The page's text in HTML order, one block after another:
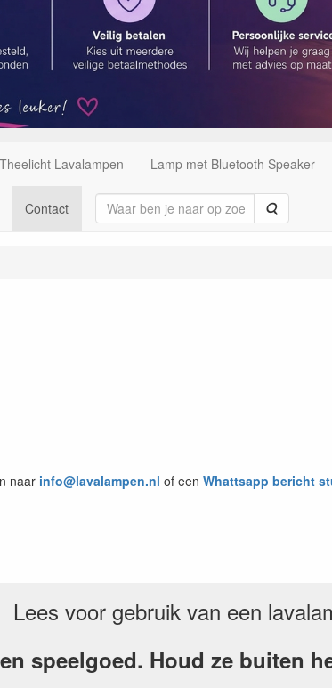
Theelicht Lavalampen Lamp met Bluetooth Speaker
Contact Zoeken
naar info@lavalampen.nl of een Whattsapp bericht
Lees voor gebruik van een
speelgoed. Houd ze buiten